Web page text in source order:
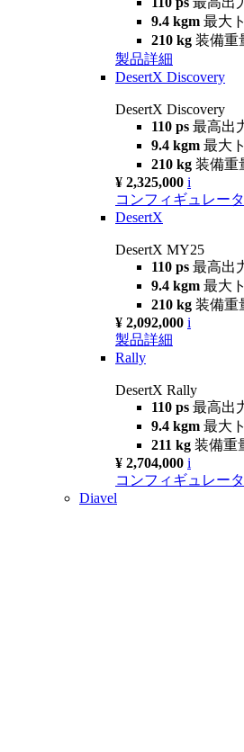
9.4 kgm 最大
210 kg 装備重
製品詳細
DesertX Discovery
DesertX Discovery
110 ps 最高出
9.4 kgm 最大
210 kg 装備重
¥ 2,325,000 i
コンフィギュレー
DesertX
DesertX MY25
110 ps 最高出
9.4 kgm 最大
210 kg 装備重
¥ 2,092,000 i
製品詳細
Rally
DesertX Rally
110 ps 最高出
9.4 kgm 最大
211 kg 装備重
¥ 2,704,000 i
コンフィギュレー
Diavel